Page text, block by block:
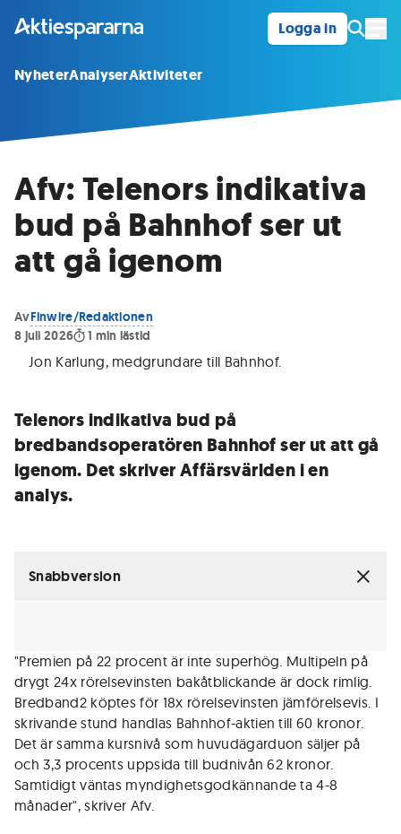
Logga in
NyheterAnalyserAktiviteter
Afv: Telenors indikativa
bud på Bahnhof ser ut
att gå igenom
AvFinwire/Redaktionen
8 juli 2026
1 min lästid
Jon Karlung, medgrundare till Bahnhof.
Telenors indikativa bud på
bredbandsoperatören Bahnhof ser ut att gå
igenom. Det skriver Affärsvärlden i en
analys.
Snabbversion
"Premien på 22 procent är inte superhög. Multipeln på
drygt 24x rörelsevinsten bakåtblickande är dock rimlig.
Bredband2 köptes för 18x rörelsevinsten jämförelsevis. I
skrivande stund handlas Bahnhof-aktien till 60 kronor.
Det är samma kursnivå som huvudägarduon säljer på
och 3,3 procents uppsida till budnivån 62 kronor.
Samtidigt väntas myndighetsgodkännande ta 4-8
månader", skriver Afv.